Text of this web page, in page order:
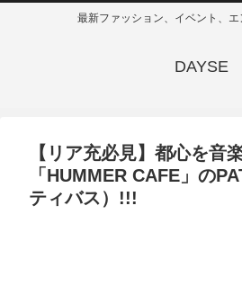
最新ファッション、イベント、エ
DAYSE
【リア充必見】都心を音
「HUMMER CAFE」の
ティバス）!!!